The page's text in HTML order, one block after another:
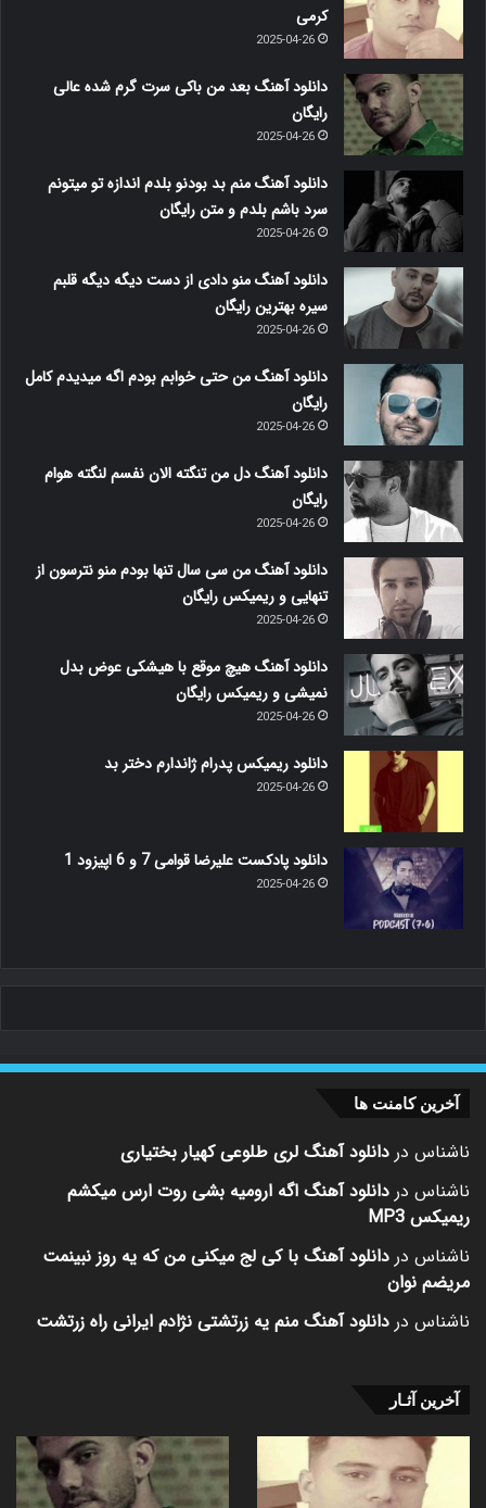
کرمی
2025-04-26
دانلود آهنگ بعد من باکی سرت گرم شده عالی
رایگان
2025-04-26
دانلود آهنگ منم بد بودنو بلدم اندازه تو میتونم
سرد باشم بلدم و متن رایگان
2025-04-26
دانلود آهنگ منو دادی از دست دیگه دیگه قلبم
سیره بهترین رایگان
2025-04-26
دانلود آهنگ من حتی خوابم بودم اگه میدیدم کامل
رایگان
2025-04-26
دانلود آهنگ دل من تنگته الان نفسم لنگته هوام
رایگان
2025-04-26
دانلود آهنگ من سی سال تنها بودم منو نترسون از
تنهایی و ریمیکس رایگان
2025-04-26
دانلود آهنگ هیچ موقع با هیشکی عوض بدل
نمیشی و ریمیکس رایگان
2025-04-26
دانلود ریمیکس پدرام ژاندارم دختر بد
2025-04-26
دانلود پادکست علیرضا قوامی 7 و 6 اپیزود 1
2025-04-26
آخرین کامنت ها
ناشناس در دانلود آهنگ لری طلوعی کهیار بختیاری
ناشناس در دانلود آهنگ اگه ارومیه بشی روت ارس میکشم
ریمیکس MP3
ناشناس در دانلود آهنگ با کی لج میکنی من که یه روز نبینمت
مریضم نوان
ناشناس در دانلود آهنگ منم یه زرتشتی نژادم ایرانی راه زرتشت
آخرین آثـار